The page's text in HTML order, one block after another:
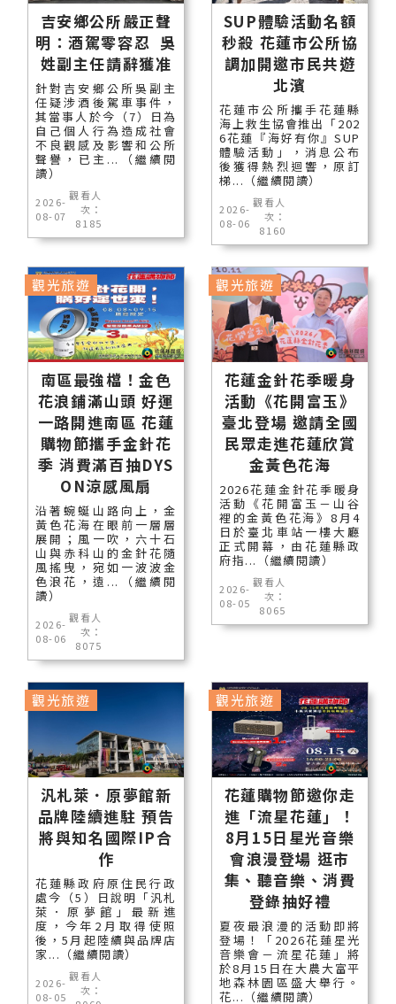
吉安鄉公所嚴正聲
明：酒駕零容忍 吳
姓副主任請辭獲准
針對吉安鄉公所吳副主
任疑涉酒後駕車事件，
其當事人於今（7）日為
自己個人行為造成社會
不良觀感及影響和公所
聲譽，已主...（繼續閱
讀）
2026-
08-07
觀看人
次：
8185
SUP體驗活動名額
秒殺 花蓮市公所協
調加開邀市民共遊
北濱
花蓮市公所攜手花蓮縣
海上救生協會推出「202
6花蓮『海好有你』SUP
體驗活動」，消息公布
後獲得熱烈迴響，原訂
梯...（繼續閱讀）
2026-
08-06
觀看人
次：
8160
南區最強檔！金色
花浪鋪滿山頭 好運
一路開進南區 花蓮
購物節攜手金針花
季 消費滿百抽DYS
ON涼感風扇
沿著蜿蜒山路向上，金
黃色花海在眼前一層層
展開；風一吹，六十石
山與赤科山的金針花隨
風搖曳，宛如一波波金
色浪花，遠...（繼續閱
讀）
2026-
08-06
觀看人
次：
8075
觀光旅遊
花蓮金針花季暖身
活動《花開富玉》
臺北登場 邀請全國
民眾走進花蓮欣賞
金黃色花海
2026花蓮金針花季暖身
活動《花開富玉－山谷
裡的金黃色花海》8月4
日於臺北車站一樓大廳
正式開幕，由花蓮縣政
府指...（繼續閱讀）
2026-
08-05
觀看人
次：
8065
觀光旅遊
汎札萊．原夢館新
品牌陸續進駐 預告
將與知名國際IP合
作
花蓮縣政府原住民行政
處今（5）日說明「汎札
萊．原夢館」最新進
度，今年2月取得使照
後，5月起陸續與品牌店
家...（繼續閱讀）
2026-
08-05
觀看人
次：
觀光旅遊
花蓮購物節邀你走
進「流星花蓮」！
8月15日星光音樂
會浪漫登場 逛市
集、聽音樂、消費
登錄抽好禮
夏夜最浪漫的活動即將
登場！「2026花蓮星光
音樂會－流星花蓮」將
於8月15日在大農大富平
地森林園區盛大舉行。
花...（繼續閱讀）
觀光旅遊